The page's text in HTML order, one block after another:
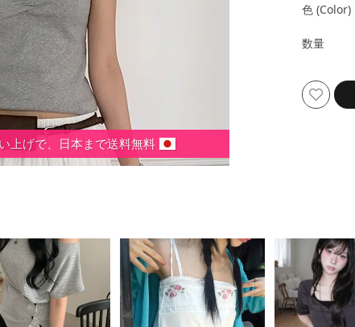
上げで、日本まで送料無料
色 (color)
数量